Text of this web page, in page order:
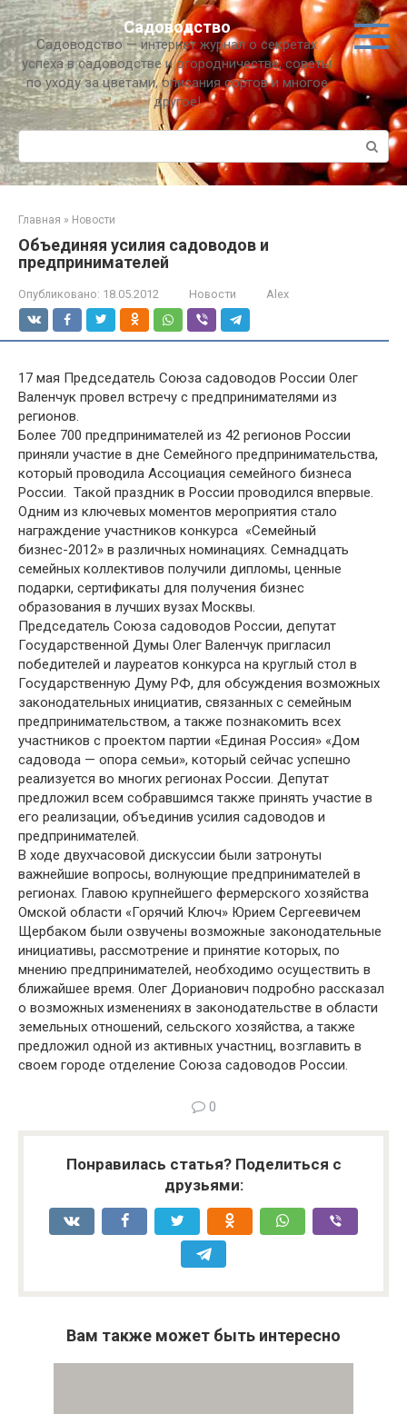
Перейти
к
контенту
Садоводство
Садоводство — интернет журнал о секретах
успеха в садоводстве и огородничестве, советы
по уходу за цветами, описания сортов и многое
другое!
Поиск:
Главная » Новости
Объединяя усилия садоводов и
предпринимателей
Опубликовано: 18.05.2012 Новости Alex
17 мая Председатель Союза садоводов России Олег
Валенчук провел встречу с предпринимателями из
регионов.
Более 700 предпринимателей из 42 регионов России
приняли участие в дне Семейного предпринимательства,
который проводила Ассоциация семейного бизнеса
России. Такой праздник в России проводился впервые.
Одним из ключевых моментов мероприятия стало
награждение участников конкурса «Семейный
бизнес-2012» в различных номинациях. Семнадцать
семейных коллективов получили дипломы, ценные
подарки, сертификаты для получения бизнес
образования в лучших вузах Москвы.
Председатель Союза садоводов России, депутат
Государственной Думы Олег Валенчук пригласил
победителей и лауреатов конкурса на круглый стол в
Государственную Думу РФ, для обсуждения возможных
законодательных инициатив, связанных с семейным
предпринимательством, а также познакомить всех
участников с проектом партии «Единая Россия» «Дом
садовода — опора семьи», который сейчас успешно
реализуется во многих регионах России. Депутат
предложил всем собравшимся также принять участие в
его реализации, объединив усилия садоводов и
предпринимателей.
В ходе двухчасовой дискуссии были затронуты
важнейшие вопросы, волнующие предпринимателей в
регионах. Главою крупнейшего фермерского хозяйства
Омской области «Горячий Ключ» Юрием Сергеевичем
Щербаком были озвучены возможные законодательные
инициативы, рассмотрение и принятие которых, по
мнению предпринимателей, необходимо осуществить в
ближайшее время. Олег Дорианович подробно рассказал
о возможных изменениях в законодательстве в области
земельных отношений, сельского хозяйства, а также
предложил одной из активных участниц, возглавить в
своем городе отделение Союза садоводов России.
0
Понравилась статья? Поделиться с
друзьями:
Вам также может быть интересно